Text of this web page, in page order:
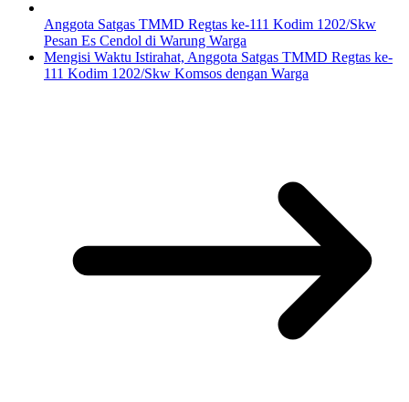
Anggota Satgas TMMD Regtas ke-111 Kodim 1202/Skw
Pesan Es Cendol di Warung Warga
Mengisi Waktu Istirahat, Anggota Satgas TMMD Regtas ke-
111 Kodim 1202/Skw Komsos dengan Warga